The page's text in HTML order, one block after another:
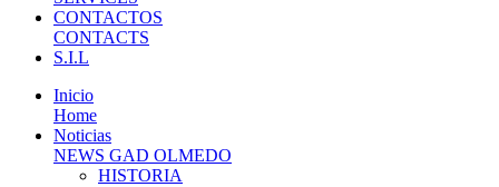
CONTACTOS
CONTACTS
S.I.L
Inicio
Home
Noticias
NEWS GAD OLMEDO
HISTORIA